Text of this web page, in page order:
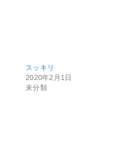
スッキリ
2020年2月1日
未分類